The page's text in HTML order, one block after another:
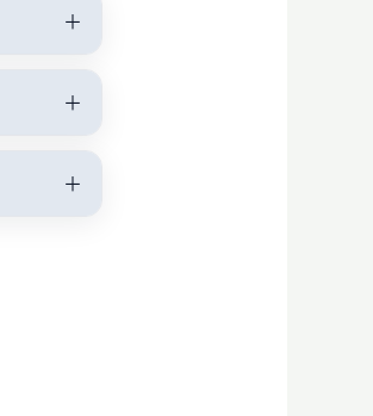
＋
＋
＋